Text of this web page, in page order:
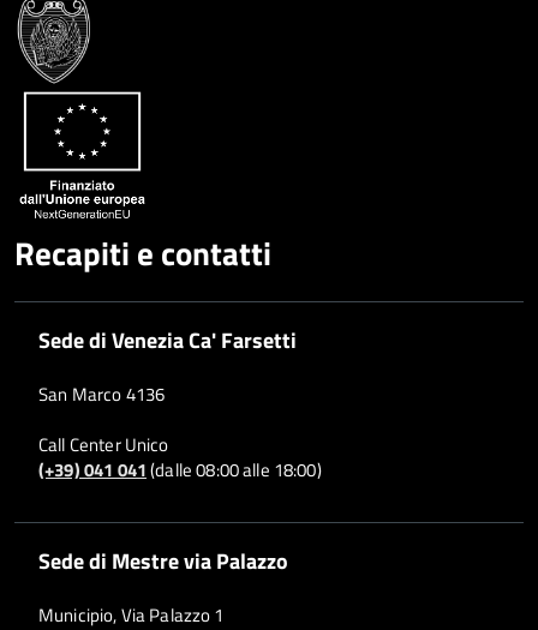
Recapiti e contatti
Sede di Venezia Ca' Farsetti
San Marco 4136
Call Center Unico
(+39) 041 041(dalle 08:00 alle 18:00)
Sede di Mestre via Palazzo
Municipio, Via Palazzo 1